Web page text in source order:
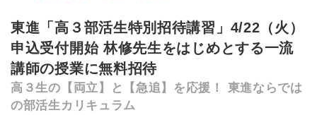
東進「高３部活生特別招待講習」4/22（火）
申込受付開始 林修先生をはじめとする一流
講師の授業に無料招待
高３生の【両立】と【急追】を応援！ 東進ならでは
の部活生カリキュラム